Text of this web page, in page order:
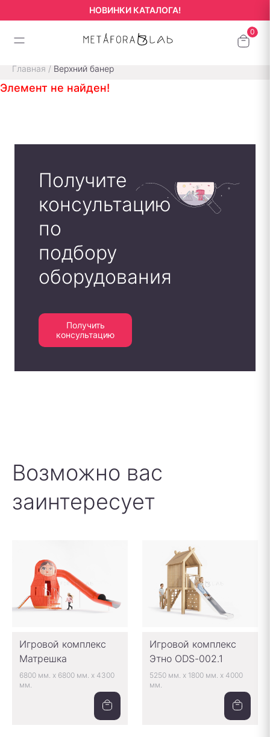
НОВИНКИ КАТАЛОГА!
Главная / Верхний банер
Элемент не найден!
Получите
консультацию
по
подбору
оборудования
Получить
консультацию
Возможно вас
заинтересует
Игровой комплекс
Матрешка
6800 мм. x 6800 мм. x 4300
мм.
Игровой комплекс
Этно ODS-002.1
5250 мм. x 1800 мм. x 4000
мм.